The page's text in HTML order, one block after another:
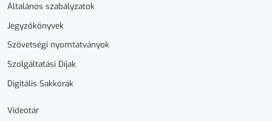
Általános szabályzatok
Jegyzőkönyvek
Szövetségi nyomtatványok
Szolgáltatási Díjak
Digitális Sakkórák
Videótár